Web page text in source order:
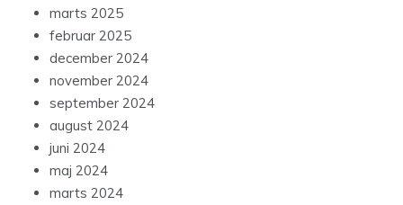
marts 2025
februar 2025
december 2024
november 2024
september 2024
august 2024
juni 2024
maj 2024
marts 2024